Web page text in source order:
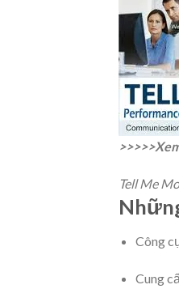
Tell Me
Công
Cung